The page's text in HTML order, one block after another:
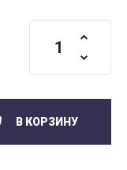
В КОРЗИНУ